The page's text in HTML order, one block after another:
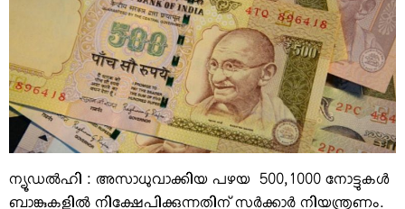
TOURS & TRAVEL
GREETINGS
CLASSIFIEDS
OBITUARY
ന്യൂഡല്‍ഹി : അസാധുവാക്കിയ പഴയ 500,1000 നോട്ടുകള്‍